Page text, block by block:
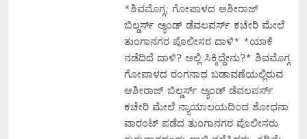
*ಶಿವಮೊಗ್ಗ; ಗೋಪಾಳದ ಆಶೀರಾಜ್
ಬಿಲ್ಡರ್ಸ್ ಅ್ಯಂಡ್ ಡೆವಲಪರ್ಸ್ ಕಚೇರಿ ಮೇಲೆ
ತುಂಗಾನಗರ ಪೊಲೀಸರ ದಾಳಿ* *ಯಾಕೆ
ನಡೆದಿದೆ ದಾಳಿ? ಅಲ್ಲಿ ಸಿಕ್ಕಿದ್ದೇನು?* ಶಿವಮೊಗ್ಗ
ಗೋಪಾಳದ ರಂಗನಾಥ ಬಡಾವಣೆಯಲ್ಲಿರುವ
ಆಶೀರಾಜ್ ಬಿಲ್ಡರ್ಸ್ ಅ್ಯಂಡ್ ಡೆವಲಪರ್ಸ್
ಕಚೇರಿ ಮೇಲೆ ನ್ಯಾಯಾಲಯದಿಂದ ಶೋಧನಾ
ವಾರಂಟ್ ಪಡೆದ ತುಂಗಾನಗರ ಪೊಲೀಸರು